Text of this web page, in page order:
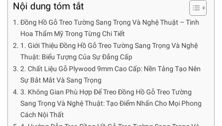
Nội dung tóm tắt
Đồng Hồ Gỗ Treo Tường Sang Trọng Và Nghệ Thuật – Tinh
Hoa Thẩm Mỹ Trong Từng Chi Tiết
1. Giới Thiệu Đồng Hồ Gỗ Treo Tường Sang Trọng Và Nghệ
Thuật: Biểu Tượng Của Sự Đẳng Cấp
2. Chất Liệu Gỗ Plywood 9mm Cao Cấp: Nền Tảng Tạo Nên
Sự Bắt Mắt Và Sang Trọng
3. Không Gian Phù Hợp Để Treo Đồng Hồ Gỗ Treo Tường
Sang Trọng Và Nghệ Thuật: Tạo Điểm Nhấn Cho Mọi Phong
Cách Nội Thất